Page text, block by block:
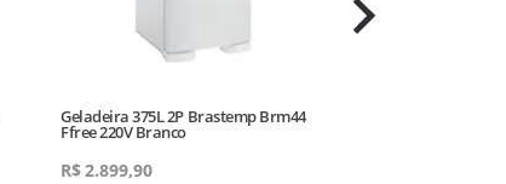
Geladeira 375L 2P Brastemp Brm44
Ffree 220V Branco
R$2.899,90